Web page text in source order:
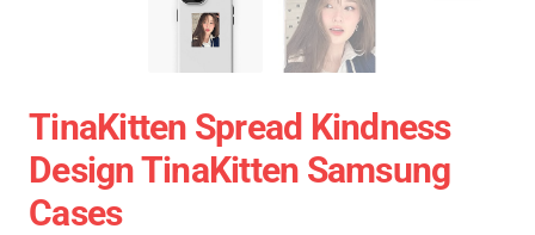
TinaKitten Spread Kindness
Design TinaKitten Samsung
Cases